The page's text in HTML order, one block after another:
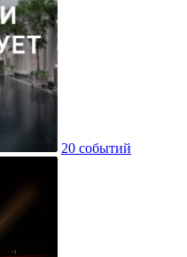
20 событий